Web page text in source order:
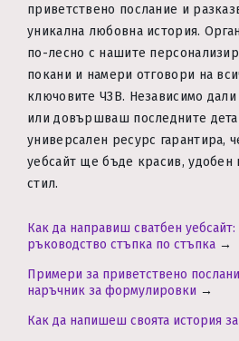
приветствено послание и
уникална любовна история.
по-лесно с нашите
покани и намери отговори на
ключовите ЧЗВ. Независимо
или довършваш последните
универсален ресурс гарантира,
уебсайт ще бъде красив, удобен
стил.
Как да направиш сватбен
ръководство стъпка по стъпка →
Примери за приветствено
наръчник за формулировки →
Как да напишеш своята история